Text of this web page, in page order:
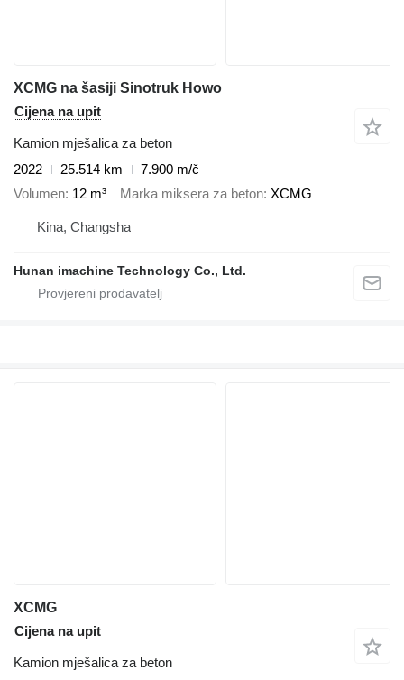
XCMG na šasiji Sinotruk Howo
Cijena na upit
Kamion mješalica za beton
2022
25.514 km
7.900 m/č
Volumen 12 m³ Marka miksera za beton XCMG
Kina, Changsha
Hunan imachine Technology Co., Ltd.
XCMG
Cijena na upit
Kamion mješalica za beton